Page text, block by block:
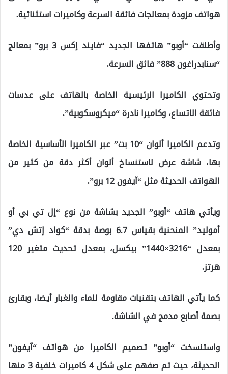
هواتف مزودة بمعالجات فائقة السرعة وكاميرات استثنائية.
وأطلقت “أوبو” هاتفها الجديد “فايند إكس 3 برو” بمعالج
“سنابدراغون 888” فائق السرعة.
وتحتوي الكاميرا الرئيسية الخاصة بالهاتف على عدسات
فائقة الاتساع، وكاميرا نادرة “ميكروسكوبية”.
وتدعم الكاميرا ألوان “10 بت” عبر الكاميرا الأساسية الخاصة
بها، شاشة عرض لاستنساخ ألوان أكثر دقة من كثير من
الهواتف الحديثة مثل “آيفون 12 برو”.
ويأتي هاتف “أوبو” الجديد بشاشة من نوع “إل تي بي أو
أموليد” المنحنية بقياس 6.7 بوصة بدقة “كواد إتش دي”
بمعدل “3216×1440” بيكسل، بمعدل تحديث متغير 120
هرتز.
كما يأتي الهاتف بتقنيات مقاومة للماء والغبار أيضا، وبقارئ
بصمة أصابع مدمج في الشاشة.
واستنسخت “أوبو” تصميم الكاميرا من هواتف “آيفون”
الحديثة، حيث تم صفهم على شكل 4 كاميرات خلفية 3 منها